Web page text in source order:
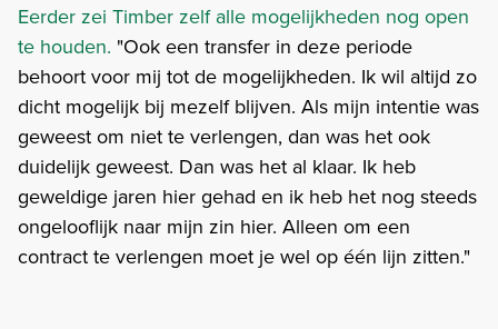
Eerder zei Timber zelf alle mogelijkheden nog open
te houden. "Ook een transfer in deze periode
behoort voor mij tot de mogelijkheden. Ik wil altijd zo
dicht mogelijk bij mezelf blijven. Als mijn intentie was
geweest om niet te verlengen, dan was het ook
duidelijk geweest. Dan was het al klaar. Ik heb
geweldige jaren hier gehad en ik heb het nog steeds
ongelooflijk naar mijn zin hier. Alleen om een
contract te verlengen moet je wel op één lijn zitten."